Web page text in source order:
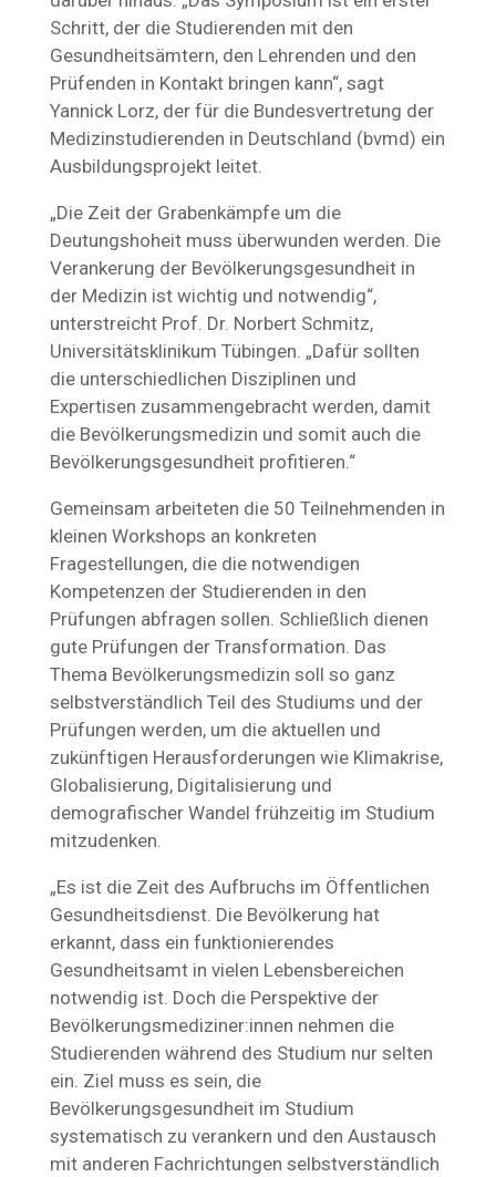
Schritt, der die Studierenden mit den
Gesundheitsämtern, den Lehrenden und den
Prüfenden in Kontakt bringen kann“, sagt
Yannick Lorz, der für die Bundesvertretung der
Medizinstudierenden in Deutschland (bvmd) ein
Ausbildungsprojekt leitet.
„Die Zeit der Grabenkämpfe um die
Deutungshoheit muss überwunden werden. Die
Verankerung der Bevölkerungsgesundheit in
der Medizin ist wichtig und notwendig“,
unterstreicht Prof. Dr. Norbert Schmitz,
Universitätsklinikum Tübingen. „Dafür sollten
die unterschiedlichen Disziplinen und
Expertisen zusammengebracht werden, damit
die Bevölkerungsmedizin und somit auch die
Bevölkerungsgesundheit profitieren.“
Gemeinsam arbeiteten die 50 Teilnehmenden in
kleinen Workshops an konkreten
Fragestellungen, die die notwendigen
Kompetenzen der Studierenden in den
Prüfungen abfragen sollen. Schließlich dienen
gute Prüfungen der Transformation. Das
Thema Bevölkerungsmedizin soll so ganz
selbstverständlich Teil des Studiums und der
Prüfungen werden, um die aktuellen und
zukünftigen Herausforderungen wie Klimakrise,
Globalisierung, Digitalisierung und
demografischer Wandel frühzeitig im Studium
mitzudenken.
„Es ist die Zeit des Aufbruchs im Öffentlichen
Gesundheitsdienst. Die Bevölkerung hat
erkannt, dass ein funktionierendes
Gesundheitsamt in vielen Lebensbereichen
notwendig ist. Doch die Perspektive der
Bevölkerungsmediziner:innen nehmen die
Studierenden während des Studium nur selten
ein. Ziel muss es sein, die
Bevölkerungsgesundheit im Studium
systematisch zu verankern und den Austausch
mit anderen Fachrichtungen selbstverständlich